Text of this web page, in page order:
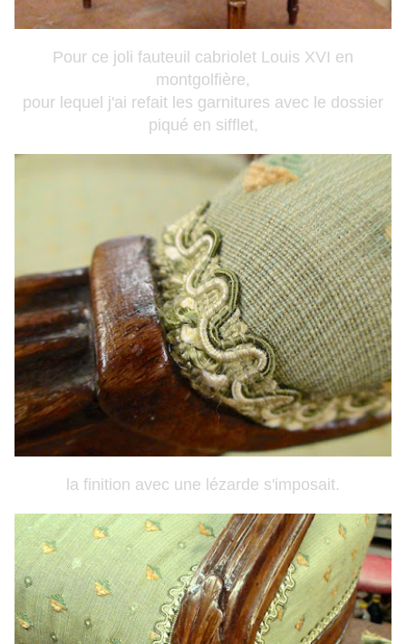
Pour ce joli fauteuil cabriolet Louis XVI en
montgolfière,
pour lequel j'ai refait les garnitures avec le dossier
piqué en sifflet,
la finition avec une lézarde s'imposait.